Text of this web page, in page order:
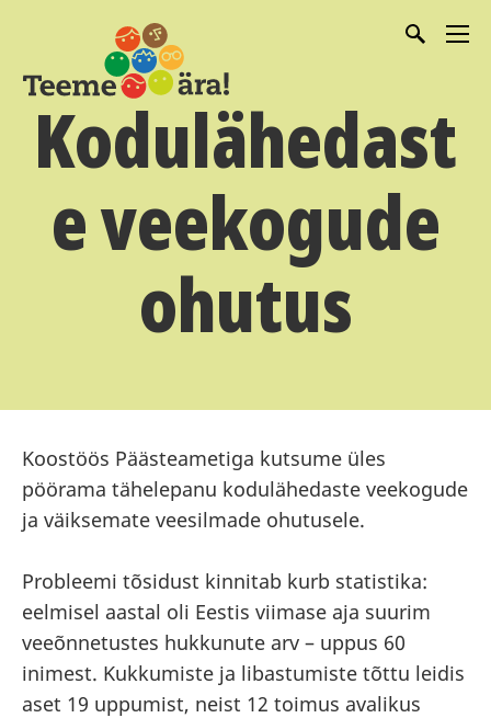
Kodulähedast
e veekogude
ohutus
Koostöös Päästeametiga kutsume üles
pöörama tähelepanu kodulähedaste veekogude
ja väiksemate veesilmade ohutusele.
Probleemi tõsidust kinnitab kurb statistika:
eelmisel aastal oli Eestis viimase aja suurim
veeõnnetustes hukkunute arv – uppus 60
inimest. Kukkumiste ja libastumiste tõttu leidis
aset 19 uppumist, neist 12 toimus avalikus